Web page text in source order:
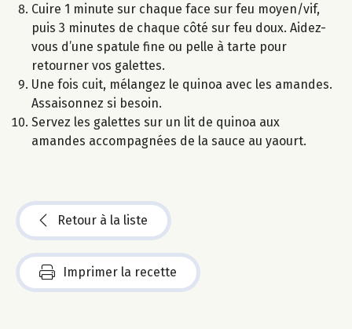
Cuire 1 minute sur chaque face sur feu moyen/vif,
puis 3 minutes de chaque côté sur feu doux. Aidez-
vous d’une spatule fine ou pelle à tarte pour
retourner vos galettes.
Une fois cuit, mélangez le quinoa avec les amandes.
Assaisonnez si besoin.
Servez les galettes sur un lit de quinoa aux
amandes accompagnées de la sauce au yaourt.
Retour à la liste
Imprimer la recette